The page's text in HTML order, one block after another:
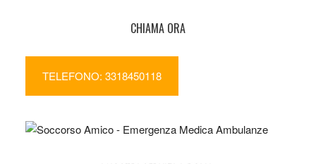
CHIAMA ORA
TELEFONO: 3318450118